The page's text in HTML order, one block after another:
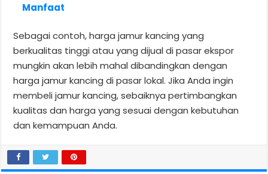
Manfaat
Sebagai contoh, harga jamur kancing yang
berkualitas tinggi atau yang dijual di pasar ekspor
mungkin akan lebih mahal dibandingkan dengan
harga jamur kancing di pasar lokal. Jika Anda ingin
membeli jamur kancing, sebaiknya pertimbangkan
kualitas dan harga yang sesuai dengan kebutuhan
dan kemampuan Anda.